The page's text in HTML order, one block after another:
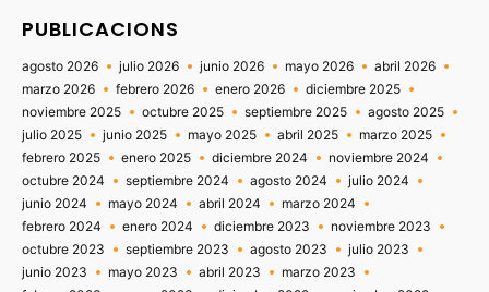
PUBLICACIONS
agosto 2026 julio 2026 junio 2026 mayo 2026
abril 2026
marzo 2026
febrero 2026 enero 2026
diciembre 2025
noviembre 2025
octubre 2025 septiembre 2025
agosto 2025
julio 2025
junio 2025 mayo 2025 abril 2025
marzo 2025
febrero 2025
enero 2025 diciembre 2024
noviembre 2024
octubre 2024
septiembre 2024 agosto 2024
julio 2024
junio 2024
mayo 2024 abril 2024
marzo 2024
febrero 2024
enero 2024 diciembre 2023
noviembre 2023
octubre 2023
septiembre 2023 agosto 2023
julio 2023
junio 2023
mayo 2023 abril 2023
marzo 2023